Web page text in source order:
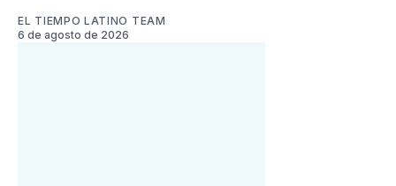
EL TIEMPO LATINO TEAM
6 de agosto de 2026